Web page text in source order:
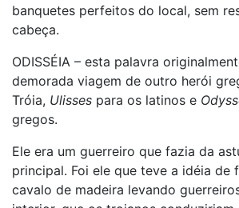
banquetes perfeitos do local, sem
cabeça.
ODISSÉIA – esta palavra
demorada viagem de outro herói
Tróia, Ulisses para os latinos e
gregos.
Ele era um guerreiro que fazia da
principal. Foi ele que teve a idéia de
cavalo de madeira levando